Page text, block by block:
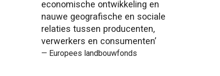
economische ontwikkeling en
nauwe geografische en sociale
relaties tussen producenten,
verwerkers en consumenten’
— Europees landbouwfonds